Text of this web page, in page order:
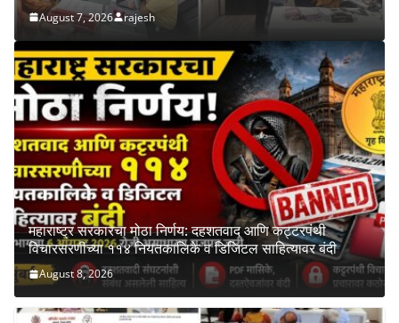
August 7, 2026 rajesh
महाराष्ट्र सरकारचा मोठा निर्णय: दहशतवाद आणि कट्टरपंथी
विचारसरणीच्या ११४ नियतकालिके व डिजिटल साहित्यावर बंदी
August 8, 2026